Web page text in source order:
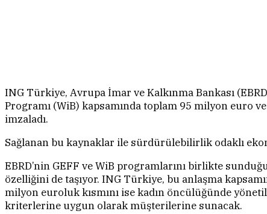
ING Türkiye, Avrupa İmar ve Kalkınma Bankası
Programı (WiB) kapsamında toplam 95 milyon euro
imzaladı.
Sağlanan bu kaynaklar ile sürdürülebilirlik odaklı
EBRD’nin GEFF ve WiB programlarını birlikte
özelliğini de taşıyor. ING Türkiye, bu anlaşma
milyon euroluk kısmını ise kadın öncülüğünde
kriterlerine uygun olarak müşterilerine sunacak.